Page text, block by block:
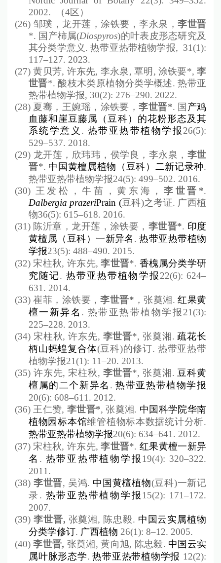
2002.
（4区）
(26) 邹璞，龙开莲，涂铁要，李永泉， 李世晋
*. 国产柿属(Diospyros)的叶表皮形态研究及
其分类学意义.热带亚热带植物学报, 31(1):
117–1 27. 2023.
(27) 黄贝芳, 许东先, 李永泉, 覃明 , 涂铁要*,李
世晋*.酸枝木类原植物分类学概述.热带亚
热带植物学报, 30(2): 276–290. 2022.
(28) 夏骞，王婉瑶，涂铁要，李世晋*. 国 产鸡
血藤和崖豆藤属（豆科）的花粉形态及其
系统学意义 . 热带亚热带植物学报26(5):
529–537. 2018.
(29) 龙开莲，欣玮玮，侯学良，李永泉， 李世
晋*. 中国黄檀属植物（豆科）二新记录种.
热带亚热带植物学报24(5): 499–502. 2016.
(30) 王发松，牛苗，黄东海，李世晋 *.
Dalbergia prazeriPrain (豆科)之考证. 广西植
物36(5): 615–618. 2016.
(31) 陈沂章，龙开莲，涂铁要， 李世晋*. 印度
黄檀属（豆科）一新异名 .热带亚热带植物
学报23(5): 488–490. 2015.
(32) 宋柱秋, 许东先,李世晋*. 香槐属分类学研
究随记. 热带亚热带植物学报22(6): 624–
631. 2014.
(33) 崔菲，涂铁要，李世晋* ，张奠湘.红果黄
檀一新异名 . 热带亚热带植物学报 21(3):
225–228. 2013.
(34) 宋柱秋,许东先, 李世晋*, 张奠湘. 疏花长
柄山蚂蝗复合体(豆科)的修订. 热带亚热带
植物学报21(1): 11–20. 2013.
(35) 许东先, 宋柱秋, 李世晋*, 张奠湘. 豆科黄
檀属的二个新异名 .热带亚热带植物学报
20(6): 608–611. 2012.
(36) 王仁赞, 李世晋*,张奠湘. 中国科学院华南
植物园标本馆维管植物标本数据统计分析.
热带亚热带植物学报20(6): 634–641. 2012.
(37) 宋柱秋, 许东先,李世晋*. 红果黄檀一新异
名 . 热带亚热带植物学报19(4): 320–322.
2011.
(38) 李世晋, 吴鸿. 中国黄檀植物(豆科)一新记
录. 热带亚热带植物学报15(2): 171–172.
2007.
(39) 李世晋, 张奠湘, 陈忠毅. 中国云实属植物
分类学修订. 广西植物 26(1): 8–12. 2005.
(40) 李世晋, 张奠湘,黄向旭, 陈忠毅. 中国云实
属叶脉形态学.热带亚热带植物学报 12(2):